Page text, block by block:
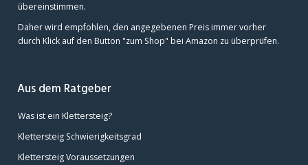
übereinstimmen.
Daher wird empfohlen, den angegebenen Preis immer vorher
durch Klick auf den Button "zum Shop" bei Amazon zu überprüfen.
Aus dem Ratgeber
Was ist ein Klettersteig?
Klettersteig Schwierigkeitsgrad
Klettersteig Voraussetzungen